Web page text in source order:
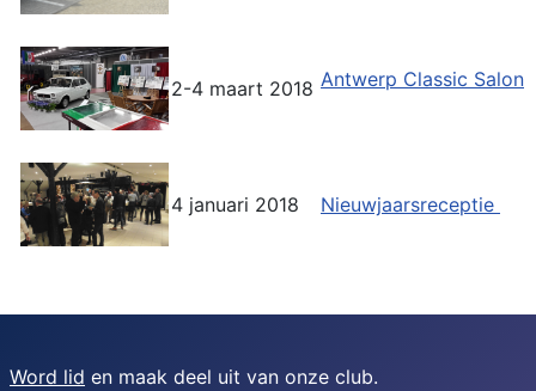
2-4 maart 2018 Antwerp Classic Salon
4 januari 2018 Nieuwjaarsreceptie
Word lid en maak deel uit van onze club.